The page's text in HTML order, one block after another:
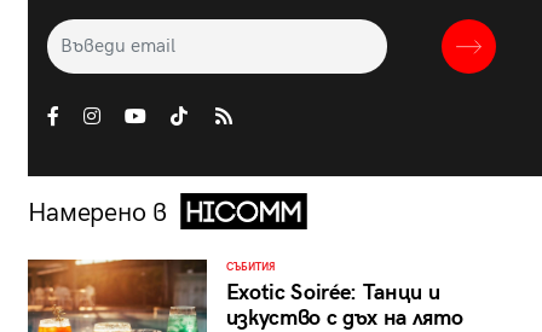
Намерено в
СЪБИТИЯ
Exotic Soirée: Танци и
изкуство с дъх на лято